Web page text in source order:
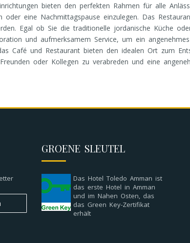
bieten den perfekten Rahmen für alle
eine Nachmittagspause einzulegen. Das
Egal ob Sie die traditionelle jordanische Küche
und aufmerksamem Service, um ein
Café und Restaurant bieten den idealen Ort zum
oder Kollegen zu verabreden und eine
GROENE SLEUTEL
Das Hotel Toledo Amman ist
das erste Hotel in Amman
und im Nahen Osten, das
das Green Key-Zertifikat
erhält